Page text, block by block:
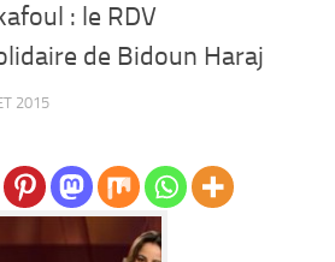
: le RDV
de Bidoun Haraj
2015